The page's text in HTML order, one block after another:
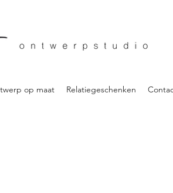
op maat Relatiegeschenken